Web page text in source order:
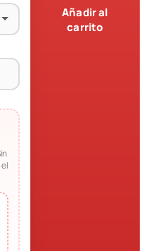
Añadir al
carrito